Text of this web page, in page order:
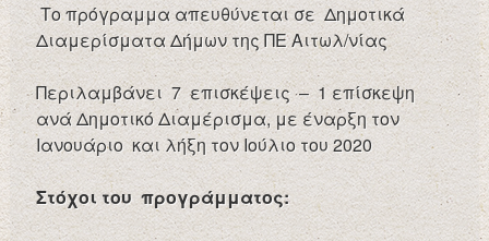
Το πρόγραμμα απευθύνεται σε Δημοτικά
Διαμερίσματα Δήμων της ΠΕ Αιτωλ/νίας
Περιλαμβάνει 7 επισκέψεις – 1 επίσκεψη
ανά Δημοτικό Διαμέρισμα, με έναρξη τον
Ιανουάριο και λήξη τον Ιούλιο του 2020
Στόχοι του προγράμματος: